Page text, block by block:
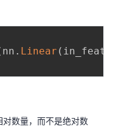
nn . Linear (
数量，⽽不是绝对数